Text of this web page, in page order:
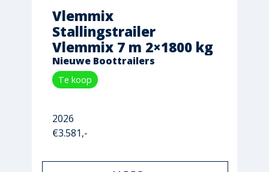
Vlemmix
Stallingstrailer
Vlemmix 7 m 2×1800 kg
Nieuwe Boottrailers
Te koop
2026
€3.581,-